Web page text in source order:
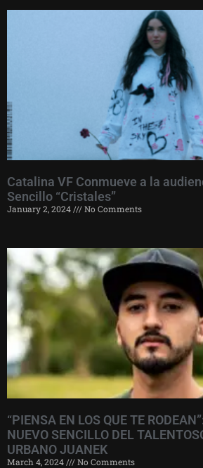
Catalina VF Conmueve a la
Sencillo “Cristales”
January 2, 2024 No Comments
“PIENSA EN LOS QUE TE
NUEVO SENCILLO DEL
URBANO JUANEK
March 4, 2024 No Comments